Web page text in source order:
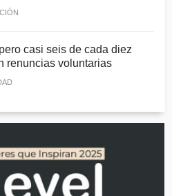
casi seis de cada diez
renuncias voluntarias